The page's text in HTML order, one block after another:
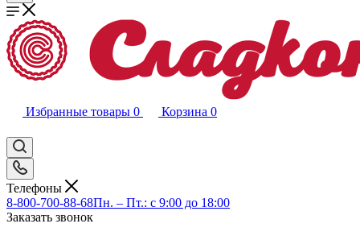
Избранные товары 0 Корзина 0
Телефоны
8-800-700-88-68Пн. – Пт.: с 9:00 до 18:00
Заказать звонок